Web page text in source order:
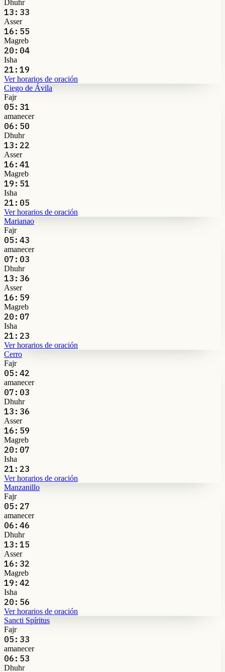
Dhuhr
13:33
Asser
16:55
Magreb
20:04
Isha
21:19
Ver horarios de oración
Ciego de Ávila
Fajr
05:31
amanecer
06:50
Dhuhr
13:22
Asser
16:41
Magreb
19:51
Isha
21:05
Ver horarios de oración
Marianao
Fajr
05:43
amanecer
07:03
Dhuhr
13:36
Asser
16:59
Magreb
20:07
Isha
21:23
Ver horarios de oración
Cerro
Fajr
05:42
amanecer
07:03
Dhuhr
13:36
Asser
16:59
Magreb
20:07
Isha
21:23
Ver horarios de oración
Manzanillo
Fajr
05:27
amanecer
06:46
Dhuhr
13:15
Asser
16:32
Magreb
19:42
Isha
20:56
Ver horarios de oración
Sancti Spíritus
Fajr
05:33
amanecer
06:53
Dhuhr